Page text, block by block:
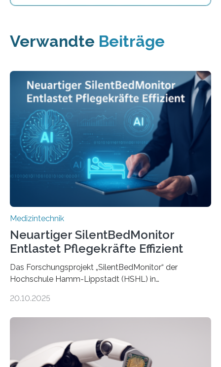
Verwandte Beiträge
Medizintechnik
Neuartiger SilentBedMonitor
Entlastet Pflegekräfte Effizient
Das Forschungsprojekt „SilentBedMonitor“ der
Hochschule Hamm-Lippstadt (HSHL) in
auf Personen ab, die bettlägerig sind oder in ihrer
Entwicklung der Sensorik und Datenübertragung. Die
HSHL verantwortet die wissenschaftliche Begleitung
sowie die KI-gestützte Datenauswertung. Das Ziel ist
20.10.2025